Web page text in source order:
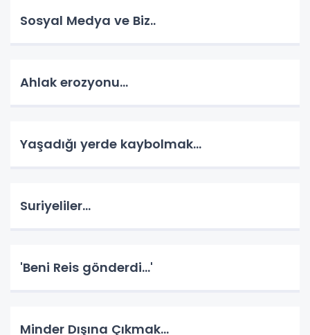
Sosyal Medya ve Biz..
Ahlak erozyonu…
Yaşadığı yerde kaybolmak…
Suriyeliler…
'Beni Reis gönderdi...'
Minder Dışına Çıkmak...